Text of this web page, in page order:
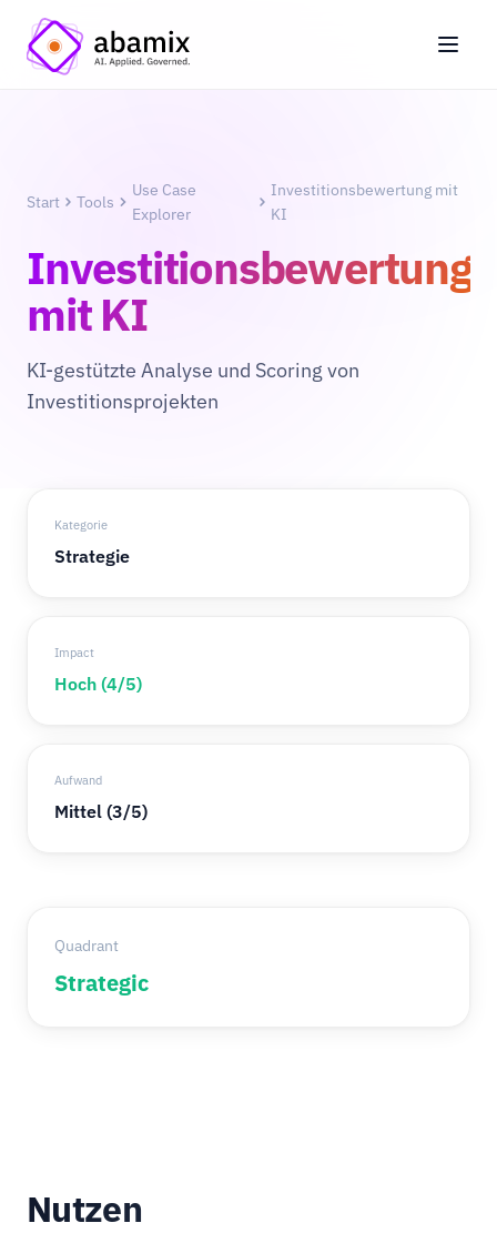
Start Tools
Use Case
Explorer
Investitionsbewertung mit
KI
Investitionsbewertung
mit KI
KI-gestützte Analyse und Scoring von
Investitionsprojekten
Kategorie
Strategie
Impact
Hoch (4/5)
Aufwand
Mittel (3/5)
Quadrant
Strategic
Nutzen